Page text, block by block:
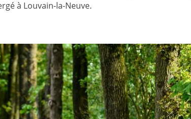
à Louvain-la-Neuve.